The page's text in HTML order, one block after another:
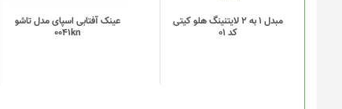
مبدل 1 به 2 لایتنینگ هلو کیتی
کد 01
عینک آفتابی اسپای مدل تاشو
0041kn